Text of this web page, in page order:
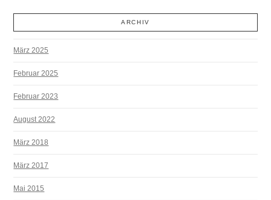
ARCHIV
März 2025
Februar 2025
Februar 2023
August 2022
März 2018
März 2017
Mai 2015